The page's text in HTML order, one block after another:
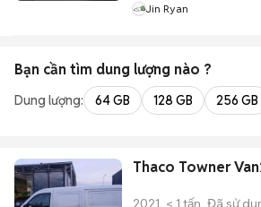
Jin Ryan
Bạn cần tìm dung lượng nào ?
Dung lượng: 64 GB 128 GB 256 GB
Thaco Towner
2021 < 1 tấn Đã sử